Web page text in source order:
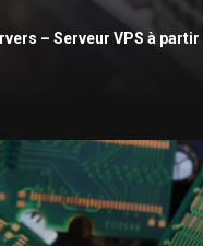
– Serveur VPS à partir